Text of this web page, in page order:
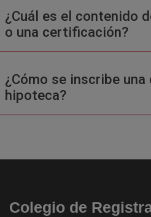
¿Cuál es el contenido
o una certificación?
¿Cómo se inscribe
hipoteca?
Colegio de